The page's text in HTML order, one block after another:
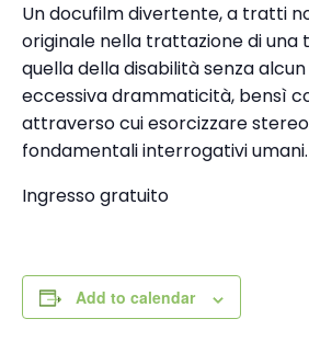
Un docufilm divertente, a tratti
originale nella trattazione di
quella della disabilità senza
eccessiva drammaticità, bensì
attraverso cui esorcizzare
fondamentali interrogativi umani.
Ingresso gratuito
Add to calendar